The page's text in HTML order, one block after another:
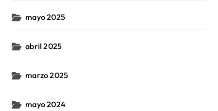
mayo 2025
abril 2025
marzo 2025
mayo 2024